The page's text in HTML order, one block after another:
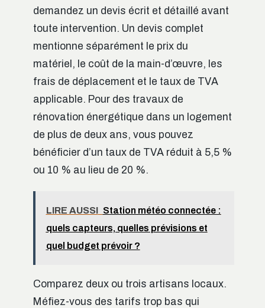
demandez un devis écrit et détaillé avant
toute intervention. Un devis complet
mentionne séparément le prix du
matériel, le coût de la main-d’œuvre, les
frais de déplacement et le taux de TVA
applicable. Pour des travaux de
rénovation énergétique dans un logement
de plus de deux ans, vous pouvez
bénéficier d’un taux de TVA réduit à 5,5 %
ou 10 % au lieu de 20 %.
LIRE AUSSI Station météo connectée :
quels capteurs, quelles prévisions et
quel budget prévoir ?
Comparez deux ou trois artisans locaux.
Méfiez-vous des tarifs trop bas qui